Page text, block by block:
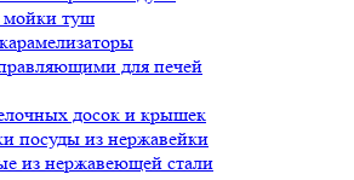
туш
для печей
досок и крышек
посуды из нержавейки
из нержавеющей стали